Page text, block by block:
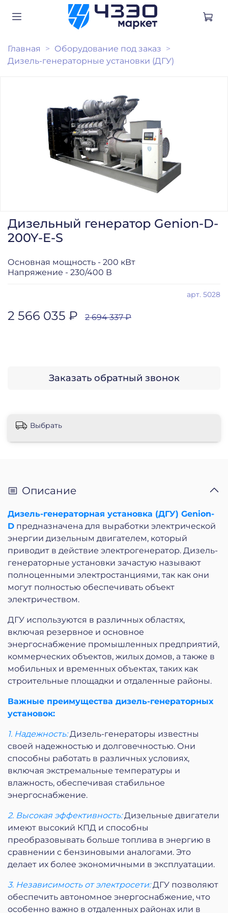
Главная
Оборудование под заказ
Дизель-генераторные установки (ДГУ)
арт. 5028
Дизельный генератор Genion-D-
200Y-E-S
2 566 035 ₽ 2 694 337 ₽
Заказать обратный звонок
Основная мощность - 200 кВт
Напряжение - 230/400 В
Выбрать
Описание
Дизель-генераторная установка (ДГУ) Genion-
D предназначена для выработки электрической
энергии дизельным двигателем, который
приводит в действие электрогенератор. Дизель-
генераторные установки зачастую называют
полноценными электростанциями, так как они
могут полностью обеспечивать объект
электричеством.
ДГУ используются в различных областях,
включая резервное и основное
энергоснабжение промышленных предприятий,
коммерческих объектов, жилых домов, а также в
мобильных и временных объектах, таких как
строительные площадки и отдаленные районы.
Важные преимущества дизель-генераторных
установок:
1. Надежность:Дизель-генераторы известны
своей надежностью и долговечностью. Они
способны работать в различных условиях,
включая экстремальные температуры и
влажность, обеспечивая стабильное
энергоснабжение.
2. Высокая эффективность:Дизельные двигатели
имеют высокий КПД и способны
преобразовывать больше топлива в энергию в
сравнении с бензиновыми аналогами. Это
делает их более экономичными в эксплуатации.
3. Независимость от электросети:ДГУ позволяют
обеспечить автономное энергоснабжение, что
особенно важно в отдаленных районах или в